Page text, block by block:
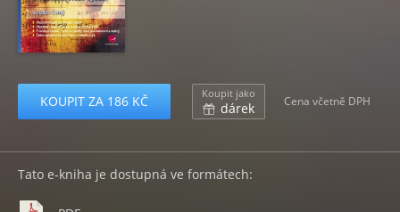
KOUPIT ZA 186 KČ Koupit jako
dárek Cena včetně DPH
Tato e-kniha je dostupná ve formátech: